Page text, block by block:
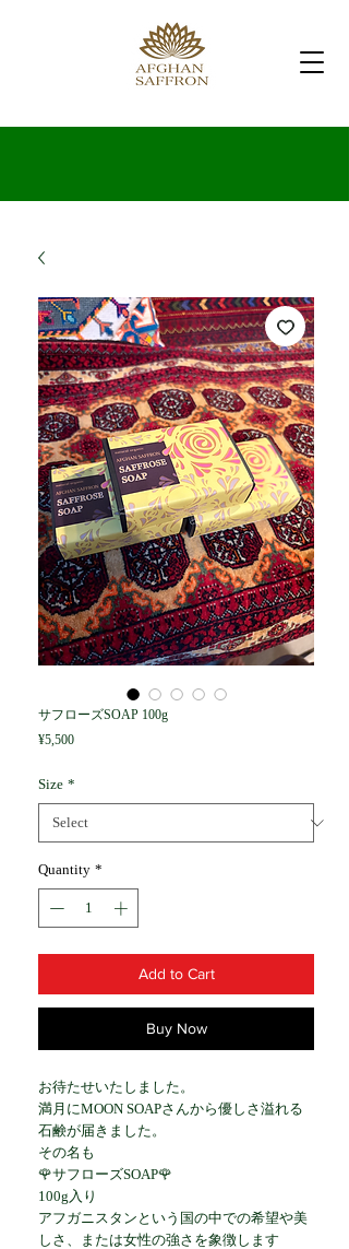
サフローズSOAP 100g
¥5,500Price
Size *
Quantity *
Add to Cart
Buy Now
お待たせいたしました。
満月にMOON SOAPさんから優しさ溢れる
石鹸が届きました。
その名も
🌹サフローズSOAP🌹
100g入り
アフガニスタンという国の中での希望や美
しさ、または女性の強さを象徴します